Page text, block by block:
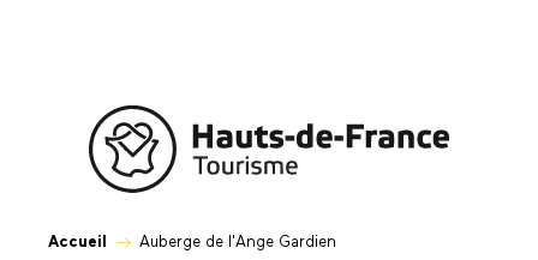
Accueil Auberge de l'Ange Gardien